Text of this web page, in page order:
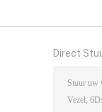
Direct